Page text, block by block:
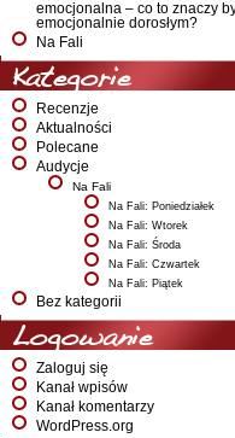
emocjonalna – co to znaczy
emocjonalnie dorosłym?
Na Fali
Kategorie
Recenzje
Aktualności
Polecane
Audycje
Na Fali
Na Fali: Poniedziałek
Na Fali: Wtorek
Na Fali: Środa
Na Fali: Czwartek
Na Fali: Piątek
Bez kategorii
Logowanie
Zaloguj się
Kanał wpisów
Kanał komentarzy
WordPress.org